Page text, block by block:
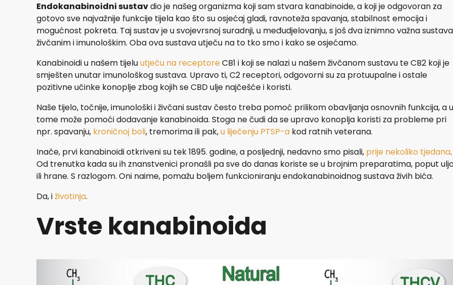
Endokanabinoidni sustavdio je našeg organizma koji sam stvara kanabinoide, a koji je odgovoran za
gotovo sve najvažnije funkcije tijela kao što su osjećaj gladi, ravnoteža spavanja, stabilnost emocija i
mogućnost pokreta. Taj sustav je u svojevrsnoj suradnji, u međudjelovanju, s još dva iznimno važna
živčanim i imunološkim. Oba ova sustava utječu na to tko smo i kako se osjećamo.
Kanabinoidi u našem tijeluutječu na receptoreCB1 i koji se nalazi u našem živčanom sustavu te CB2 koji je
smješten unutar imunološkog sustava. Upravo ti, C2 receptori, odgovorni su za protuupalne i ostale
pozitivne učinke konoplje zbog kojih se CBD ulje najčešće i koristi.
Naše tijelo, točnije, imunološki i živčani sustav često treba pomoć prilikom obavljanja osnovnih funkcija, a u
tome može pomoći dodavanje kanabinoida. Stoga ne čudi da se upravo konoplja koristi za probleme pri
npr. spavanju, kroničnoj boli, tremorima ili pak,u liječenju PTSP-a kod ratnih veterana.
Inače, prvi kanabinoidi otkriveni su tek 1895. godine, a posljednji, nedavno smo pisali, prije nekoliko tjedana.
Od trenutka kada su ih znanstvenici pronašli pa sve do danas koriste se u brojnim preparatima, poput
ili hrane. S razlogom. Oni naime, pomažu boljem funkcioniranju endokanabinoidnog sustava živih bića.
Da, iživotinja.
Vrste kanabinoida